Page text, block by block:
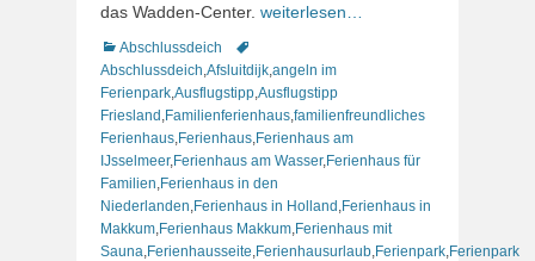
das Wadden-Center. weiterlesen…
Kategorien
Abschlussdeich
Schlagworte
Abschlussdeich Afsluitdijk angeln im
Ferienpark Ausflugstipp Ausflugstipp
Friesland Familienferienhaus familienfreundliches
Ferienhaus Ferienhaus Ferienhaus am
IJsselmeer, Ferienhaus am Wasser, Ferienhaus für
Familien Ferienhaus in den
Niederlanden Ferienhaus in Holland Ferienhaus in
Makkum Ferienhaus Makkum Ferienhaus mit
Sauna Ferienhausseite Ferienhausurlaub Ferienpark Ferienpark